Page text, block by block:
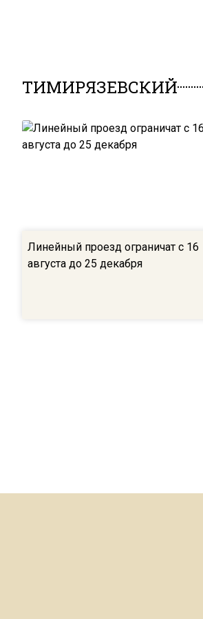
ТИМИРЯЗЕВСКИЙ
Линейный проезд ограничат с 16
августа до 25 декабря